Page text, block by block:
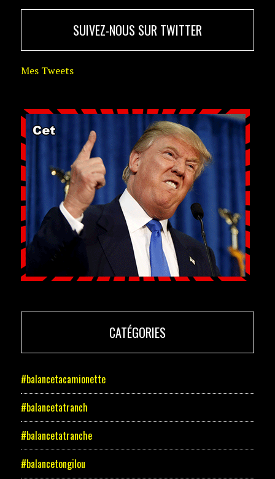
SUIVEZ-NOUS SUR TWITTER
Mes Tweets
CATÉGORIES
#balancetacamionette
#balancetatranch
#balancetatranche
#balancetongilou